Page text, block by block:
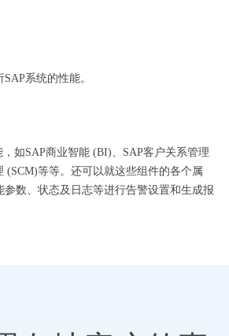
系统的性能。
如SAP商业智能 (BI)、SAP客户关系管理
(SCM)等等。还可以就这些组件的各个属
数、状态及日志等进行告警设置和生成报